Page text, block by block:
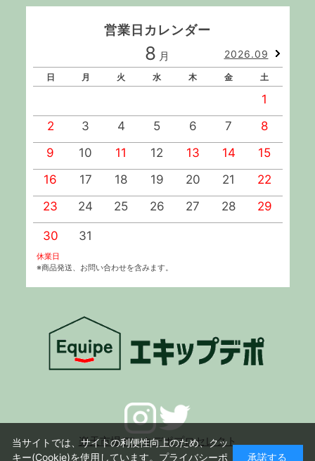
営業日カレンダー
8 月 2026.09
日 月 火 水 木 金 土
1
2
3 4 5 6 7
8
9
10 11 12 13 14
15
16
17 18 19 20 21
22
23
24 25 26 27 28 29
30 31
休業日
※商品発送、お問い合わせを含みます。
楽天市場デンキデポプロセレクト
当サイトでは、サイトの利便性向上のため、クッ
キー(Cookie)を使用しています。 プライバシーポ 承諾する